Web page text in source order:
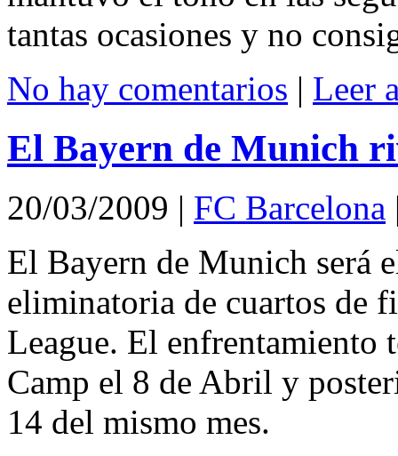
tantas ocasiones y no
No hay comentarios | Leer
El Bayern de Munich
20/03/2009 | FC Barcelona
El Bayern de Munich será
eliminatoria de cuartos de
League. El enfrentamiento
Camp el 8 de Abril y
14 del mismo mes.